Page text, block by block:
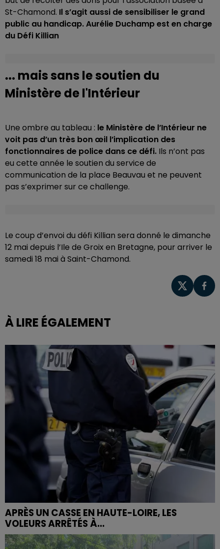
St-Chamond. Il s’agit aussi de sensibiliser le grand
public au handicap. Aurélie Duchamp est en charge
du Défi Killian
... mais sans le soutien du
Ministère de l'Intérieur
Une ombre au tableau : le Ministère de l’Intérieur ne
voit pas d’un très bon œil l’implication des
fonctionnaires de police dans ce défi. Ils n’ont pas
eu cette année le soutien du service de
communication de la place Beauvau et ne peuvent
pas s’exprimer sur ce challenge.
Le coup d’envoi du défi Killian sera donné le dimanche
12 mai depuis l’Ile de Groix en Bretagne, pour arriver le
samedi 18 mai à Saint-Chamond.
À LIRE ÉGALEMENT
APRÈS UN CASSE EN HAUTE-LOIRE, LES
VOLEURS ARRÊTÉS À...